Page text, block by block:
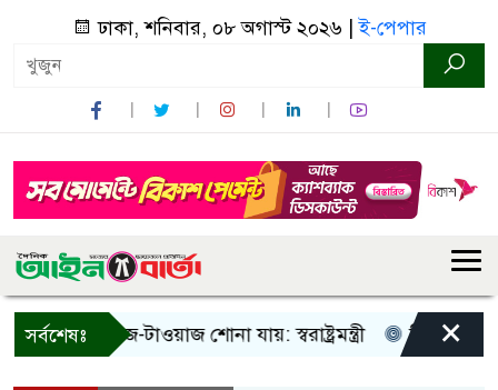
ঢাকা, শনিবার, ০৮ অগাস্ট ২০২৬ |ই-পেপার
সর্বশেষঃ
শুধু আওয়াজ-টাওয়াজ শোনা যায়: স্বরাষ্ট্রমন্ত্রী তিন দিনের
×